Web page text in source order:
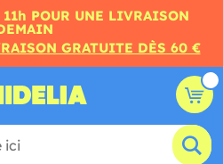
11h POUR UNE LIVRAISON
GRATUITE DÈS 60 €